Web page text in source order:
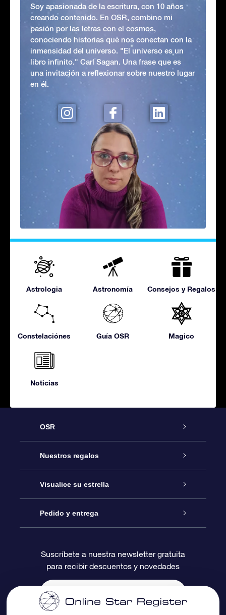
Soy apasionada de la escritura, con 10 años
creando contenido. En OSR, combino mi
pasión por las letras con el cosmos,
conociendo historias que nos conectan con la
inmensidad del universo. "El universo es un
libro infinito." Carl Sagan. Una frase que es
una invitación a reflexionar sobre nuestro lugar
en él.
Astrologia Astronomía Consejos y Regalos
Constelaciónes Guía OSR Magico
Noticias
OSR
Atención
Contáctanos
Blog
Reseñas
Nuestros regalos
Regalo Estrella Online
Paquete de Regalo OSR
Tarjeta de Regalo OSR
Regalos empresariales
Visualice su estrella
Registro estelar
Página de Estrella Personalizada
Un Millón de Estrellas
Pedido y entrega
Información de Pago
Información de Envío
Suscríbete a nuestra newsletter gratuita
para recibir descuentos y novedades